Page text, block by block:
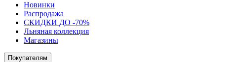
Новинки
Распродажа
СКИДКИ ДО -70%
Льняная коллекция
Магазины
Покупателям